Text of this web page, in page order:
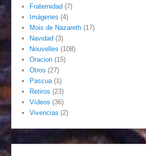
Fraternidad (7)
Imágenes (4)
Mois de Nazareth (17)
Navidad (3)
Nouvelles (108)
Oracion (15)
Otros (27)
Pascua (1)
Retiros (23)
Vídeos (36)
Vivencias (2)